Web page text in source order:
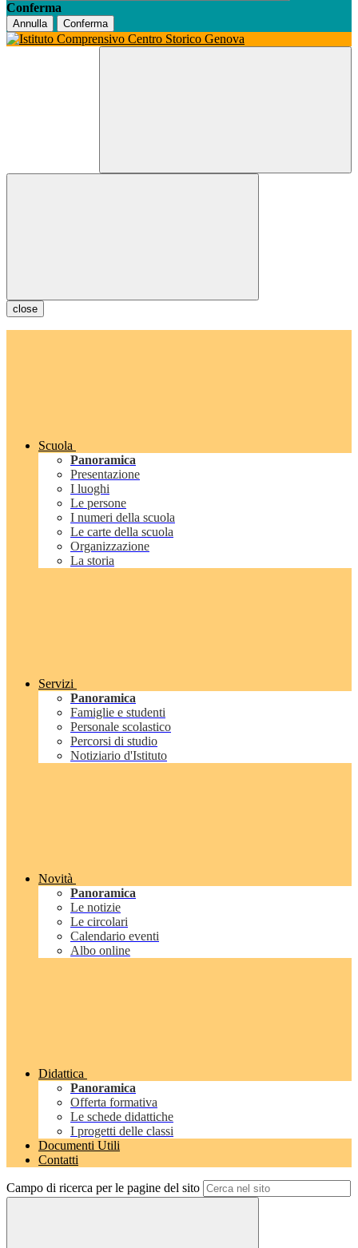
Conferma
Annulla Conferma
close
Scuola
Panoramica
Presentazione
I luoghi
Le persone
I numeri della scuola
Le carte della scuola
Organizzazione
La storia
Servizi
Panoramica
Famiglie e studenti
Personale scolastico
Percorsi di studio
Notiziario d'Istituto
Novità
Panoramica
Le notizie
Le circolari
Calendario eventi
Albo online
Didattica
Panoramica
Offerta formativa
Le schede didattiche
I progetti delle classi
Documenti Utili
Contatti
Campo di ricerca per le pagine del sito